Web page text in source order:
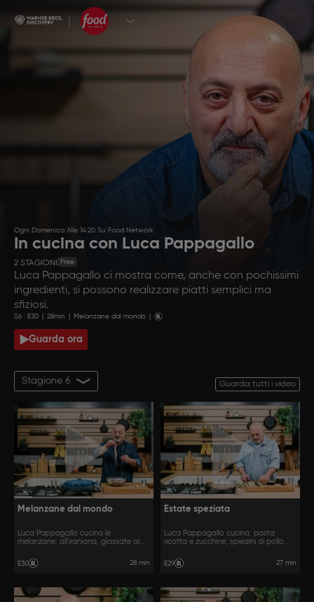
Ogni Domenica Alle 14:20 Su Food Network
In cucina con Luca Pappagallo
2 STAGIONI Free
Luca Pappagallo ci mostra come, anche con pochissimi
ingredienti, si possono realizzare piatti semplici ma
sfiziosi.
S6 : E30 28min Melanzane dal mondo
Guarda ora
Stagione 6 Guarda tutti i video
Melanzane dal mondo
Luca Pappagallo cucina le
melanzane: all'iraniana, glassate al
E30 28 min
Estate speziata
Luca Pappagallo cucina: pasta
ricotta e zucchine, spiedini di pollo
E29 27 min